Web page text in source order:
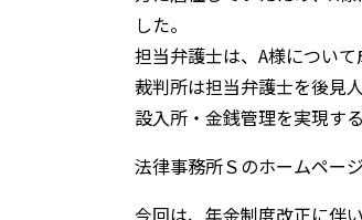
した。
担当弁護士は、A様につい
裁判所は担当弁護士を後見
設入所・金銭管理を実現す
法律事務所Ｓのホームペー
今回は、年金制度改正に伴